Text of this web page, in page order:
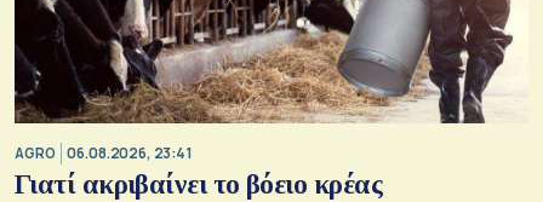
AGRO 06.08.2026, 23:41
Γιατί ακριβαίνει το βόειο κρέας